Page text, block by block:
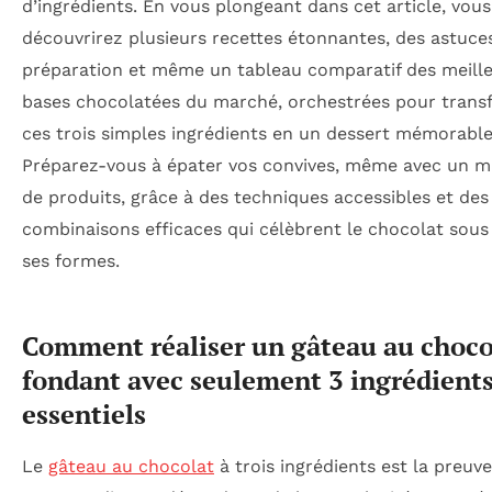
d’ingrédients. En vous plongeant dans cet article, vous
découvrirez plusieurs recettes étonnantes, des
préparation et même un tableau comparatif des
bases chocolatées du marché, orchestrées pour
ces trois simples ingrédients en un dessert
Préparez-vous à épater vos convives, même avec un
de produits, grâce à des techniques accessibles et des
combinaisons efficaces qui célèbrent le chocolat
ses formes.
Comment réaliser un gâteau au
fondant avec seulement 3
essentiels
Le gâteau au chocolat à trois ingrédients est la